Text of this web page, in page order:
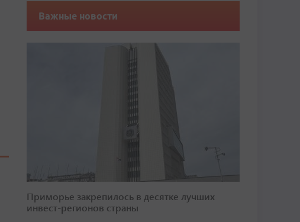
Важные новости
Приморье закрепилось в десятке лучших
инвест-регионов страны